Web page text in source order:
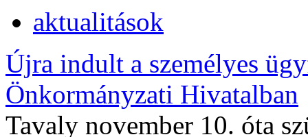
aktualitások
Újra indult a személyes
Önkormányzati Hivatalban
Tavaly november 10. óta